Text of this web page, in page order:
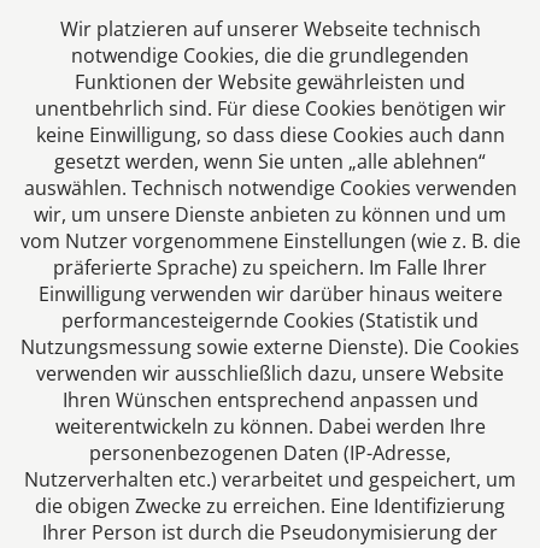
Über uns
Tschöpl & Partner - deutschsprachige Kanzlei
mit grenzüberschreitender Kompetenz vor
allem im DACH Gebiet.
Mit fast 25 Jahren Erfahrung überbrücken
unsere deutschsprachigen Rechtsanwälte nicht
nur Sprachbarrieren, sondern auch
interkulturelle Unterschiede.
Folgen Sie uns auf
Das europäische Kanzlei-Netzwerk
Wir platzieren auf unserer Webseite technisch
notwendige Cookies, die die grundlegenden
Funktionen der Website gewährleisten und
unentbehrlich sind. Für diese Cookies benötigen wir
keine Einwilligung, so dass diese Cookies auch dann
gesetzt werden, wenn Sie unten „alle ablehnen“
auswählen. Technisch notwendige Cookies verwenden
wir, um unsere Dienste anbieten zu können und um
vom Nutzer vorgenommene Einstellungen (wie z. B. die
präferierte Sprache) zu speichern. Im Falle Ihrer
Einwilligung verwenden wir darüber hinaus weitere
performancesteigernde Cookies (Statistik und
Nutzungsmessung sowie externe Dienste). Die Cookies
verwenden wir ausschließlich dazu, unsere Website
Ihren Wünschen entsprechend anpassen und
weiterentwickeln zu können. Dabei werden Ihre
personenbezogenen Daten (IP-Adresse,
Nutzerverhalten etc.) verarbeitet und gespeichert, um
die obigen Zwecke zu erreichen. Eine Identifizierung
Ihrer Person ist durch die Pseudonymisierung der